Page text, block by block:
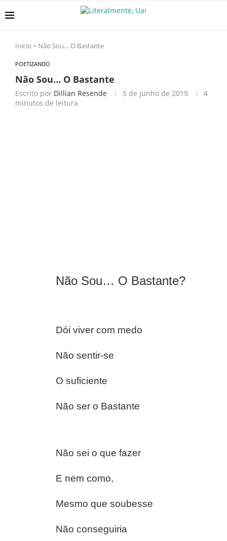
Início > Não Sou… O Bastante
POETIZANDO
Não Sou… O Bastante
Escrito por Dillian Resende 5 de junho de 2019
4
minutos de leitura
Não Sou… O Bastante?
Dói viver com medo
Não sentir-se
O suficiente
Não ser o Bastante
Não sei o que fazer
E nem como,
Mesmo que soubesse
Não conseguiria